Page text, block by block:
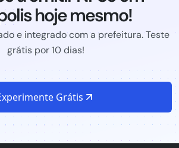
hoje mesmo!
e integrado com a prefeitura. Teste
grátis por 10 dias!
Grátis